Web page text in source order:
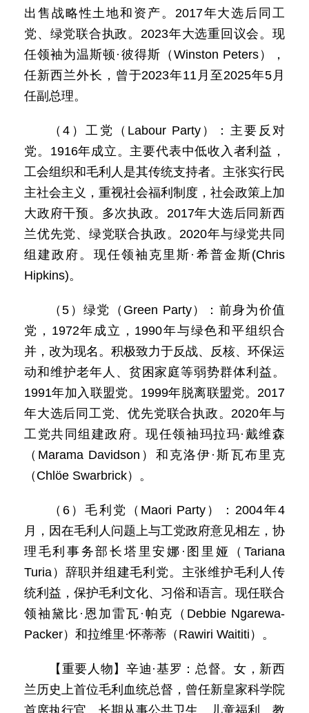
出售战略性土地和资产。2017年大选后同工
党、绿党联合执政。2023年大选重回议会。现
任领袖为温斯顿·彼得斯（Winston Peters），
任新西兰外长，曾于2023年11月至2025年5月
任副总理。
（4）工党（Labour Party）：主要反对
党。1916年成立。主要代表中低收入者利益，
工会组织和毛利人是其传统支持者。主张实行民
主社会主义，重视社会福利制度，社会政策上加
大政府干预。多次执政。2017年大选后同新西
兰优先党、绿党联合执政。2020年与绿党共同
组建政府。现任领袖克里斯·希普金斯(Chris
Hipkins)。
（5）绿党（Green Party）：前身为价值
党，1972年成立，1990年与绿色和平组织合
并，改为现名。积极致力于反战、反核、环保运
动和维护老年人、贫困家庭等弱势群体利益。
1991年加入联盟党。1999年脱离联盟党。2017
年大选后同工党、优先党联合执政。2020年与
工党共同组建政府。现任领袖玛拉玛·戴维森
（Marama Davidson）和克洛伊·斯瓦布里克
（Chlöe Swarbrick）。
（6）毛利党（Maori Party）：2004年4
月，因在毛利人问题上与工党政府意见相左，协
理毛利事务部长塔里安娜·图里娅（Tariana
Turia）辞职并组建毛利党。主张维护毛利人传
统利益，保护毛利文化、习俗和语言。现任联合
领袖黛比·恩加雷瓦·帕克（Debbie Ngarewa-
Packer）和拉维里·怀蒂蒂（Rawiri Waititi）。
【重要人物】辛迪·基罗：总督。女，新西
兰历史上首位毛利血统总督，曾任新皇家科学院
首席执行官。长期从事公共卫生、儿童福利、教